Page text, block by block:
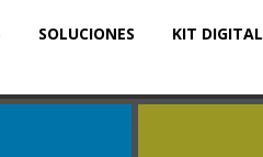
SOLUCIONES KIT DIGITAL